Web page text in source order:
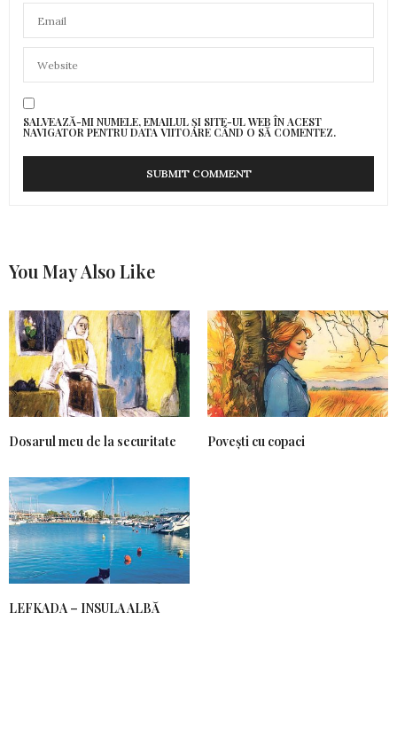
SALVEAZĂ-MI NUMELE, EMAILUL ȘI SITE-UL WEB ÎN ACEST
NAVIGATOR PENTRU DATA VIITOARE CÂND O SĂ COMENTEZ.
You May Also Like
Dosarul meu de la securitate Povești cu copaci
LEFKADA – INSULA ALBĂ